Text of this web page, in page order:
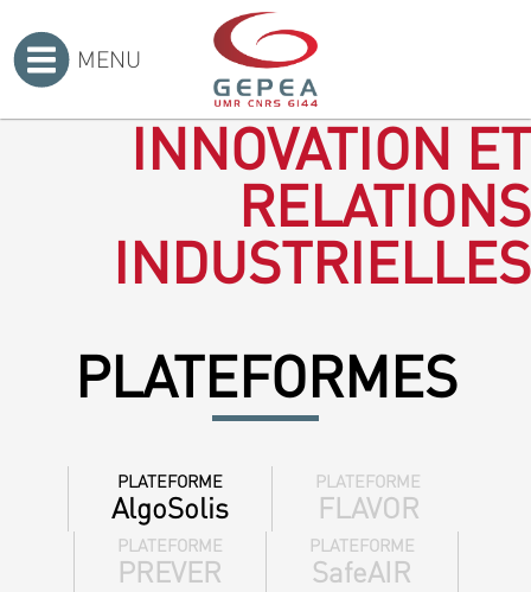
MENU
INNOVATION ET
RELATIONS
INDUSTRIELLES
PLATEFORMES
PLATEFORME
AlgoSolis
PLATEFORME
FLAVOR
PLATEFORME
PREVER
PLATEFORME
SafeAIR